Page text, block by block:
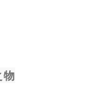
物